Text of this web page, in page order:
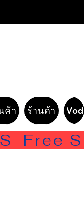
ค้า ร้านค้า